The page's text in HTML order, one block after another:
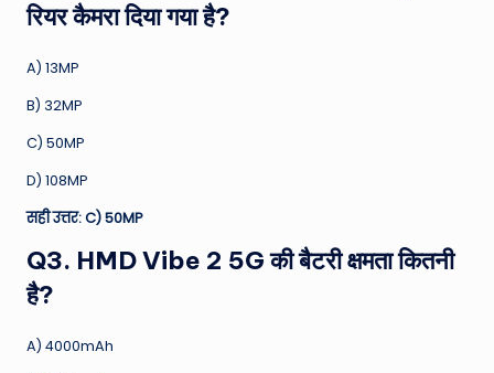
रियर कैमरा दिया गया है?
A) 13MP
B) 32MP
C) 50MP
D) 108MP
सही उत्तर: C) 50MP
Q3. HMD Vibe 2 5G की बैटरी क्षमता कितनी
है?
A) 4000mAh